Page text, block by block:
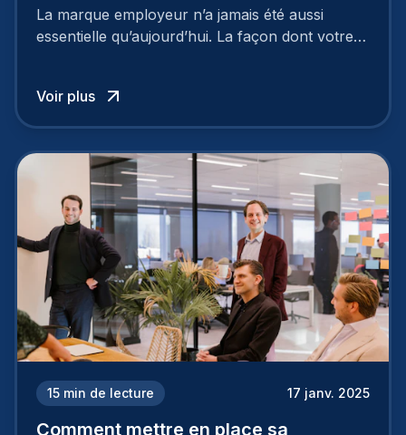
La marque employeur n’a jamais été aussi
essentielle qu’aujourd’hui. La façon dont votre
à perdre les meilleurs profils.
Voir plus
15 min de lecture 17 janv. 2025
Comment mettre en place sa